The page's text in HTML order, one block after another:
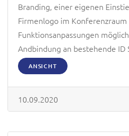
Branding, einer eigenen
Firmenlogo im
Funktionsanpassungen
Andbindung an bestehende ID
ANSICHT
10.09.2020